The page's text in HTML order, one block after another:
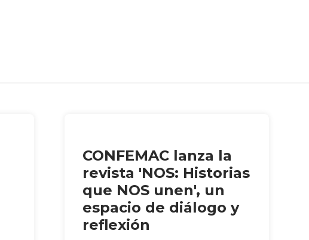
CONFEMAC lanza la
revista 'NOS: Historias
que NOS unen', un
espacio de diálogo y
reflexión